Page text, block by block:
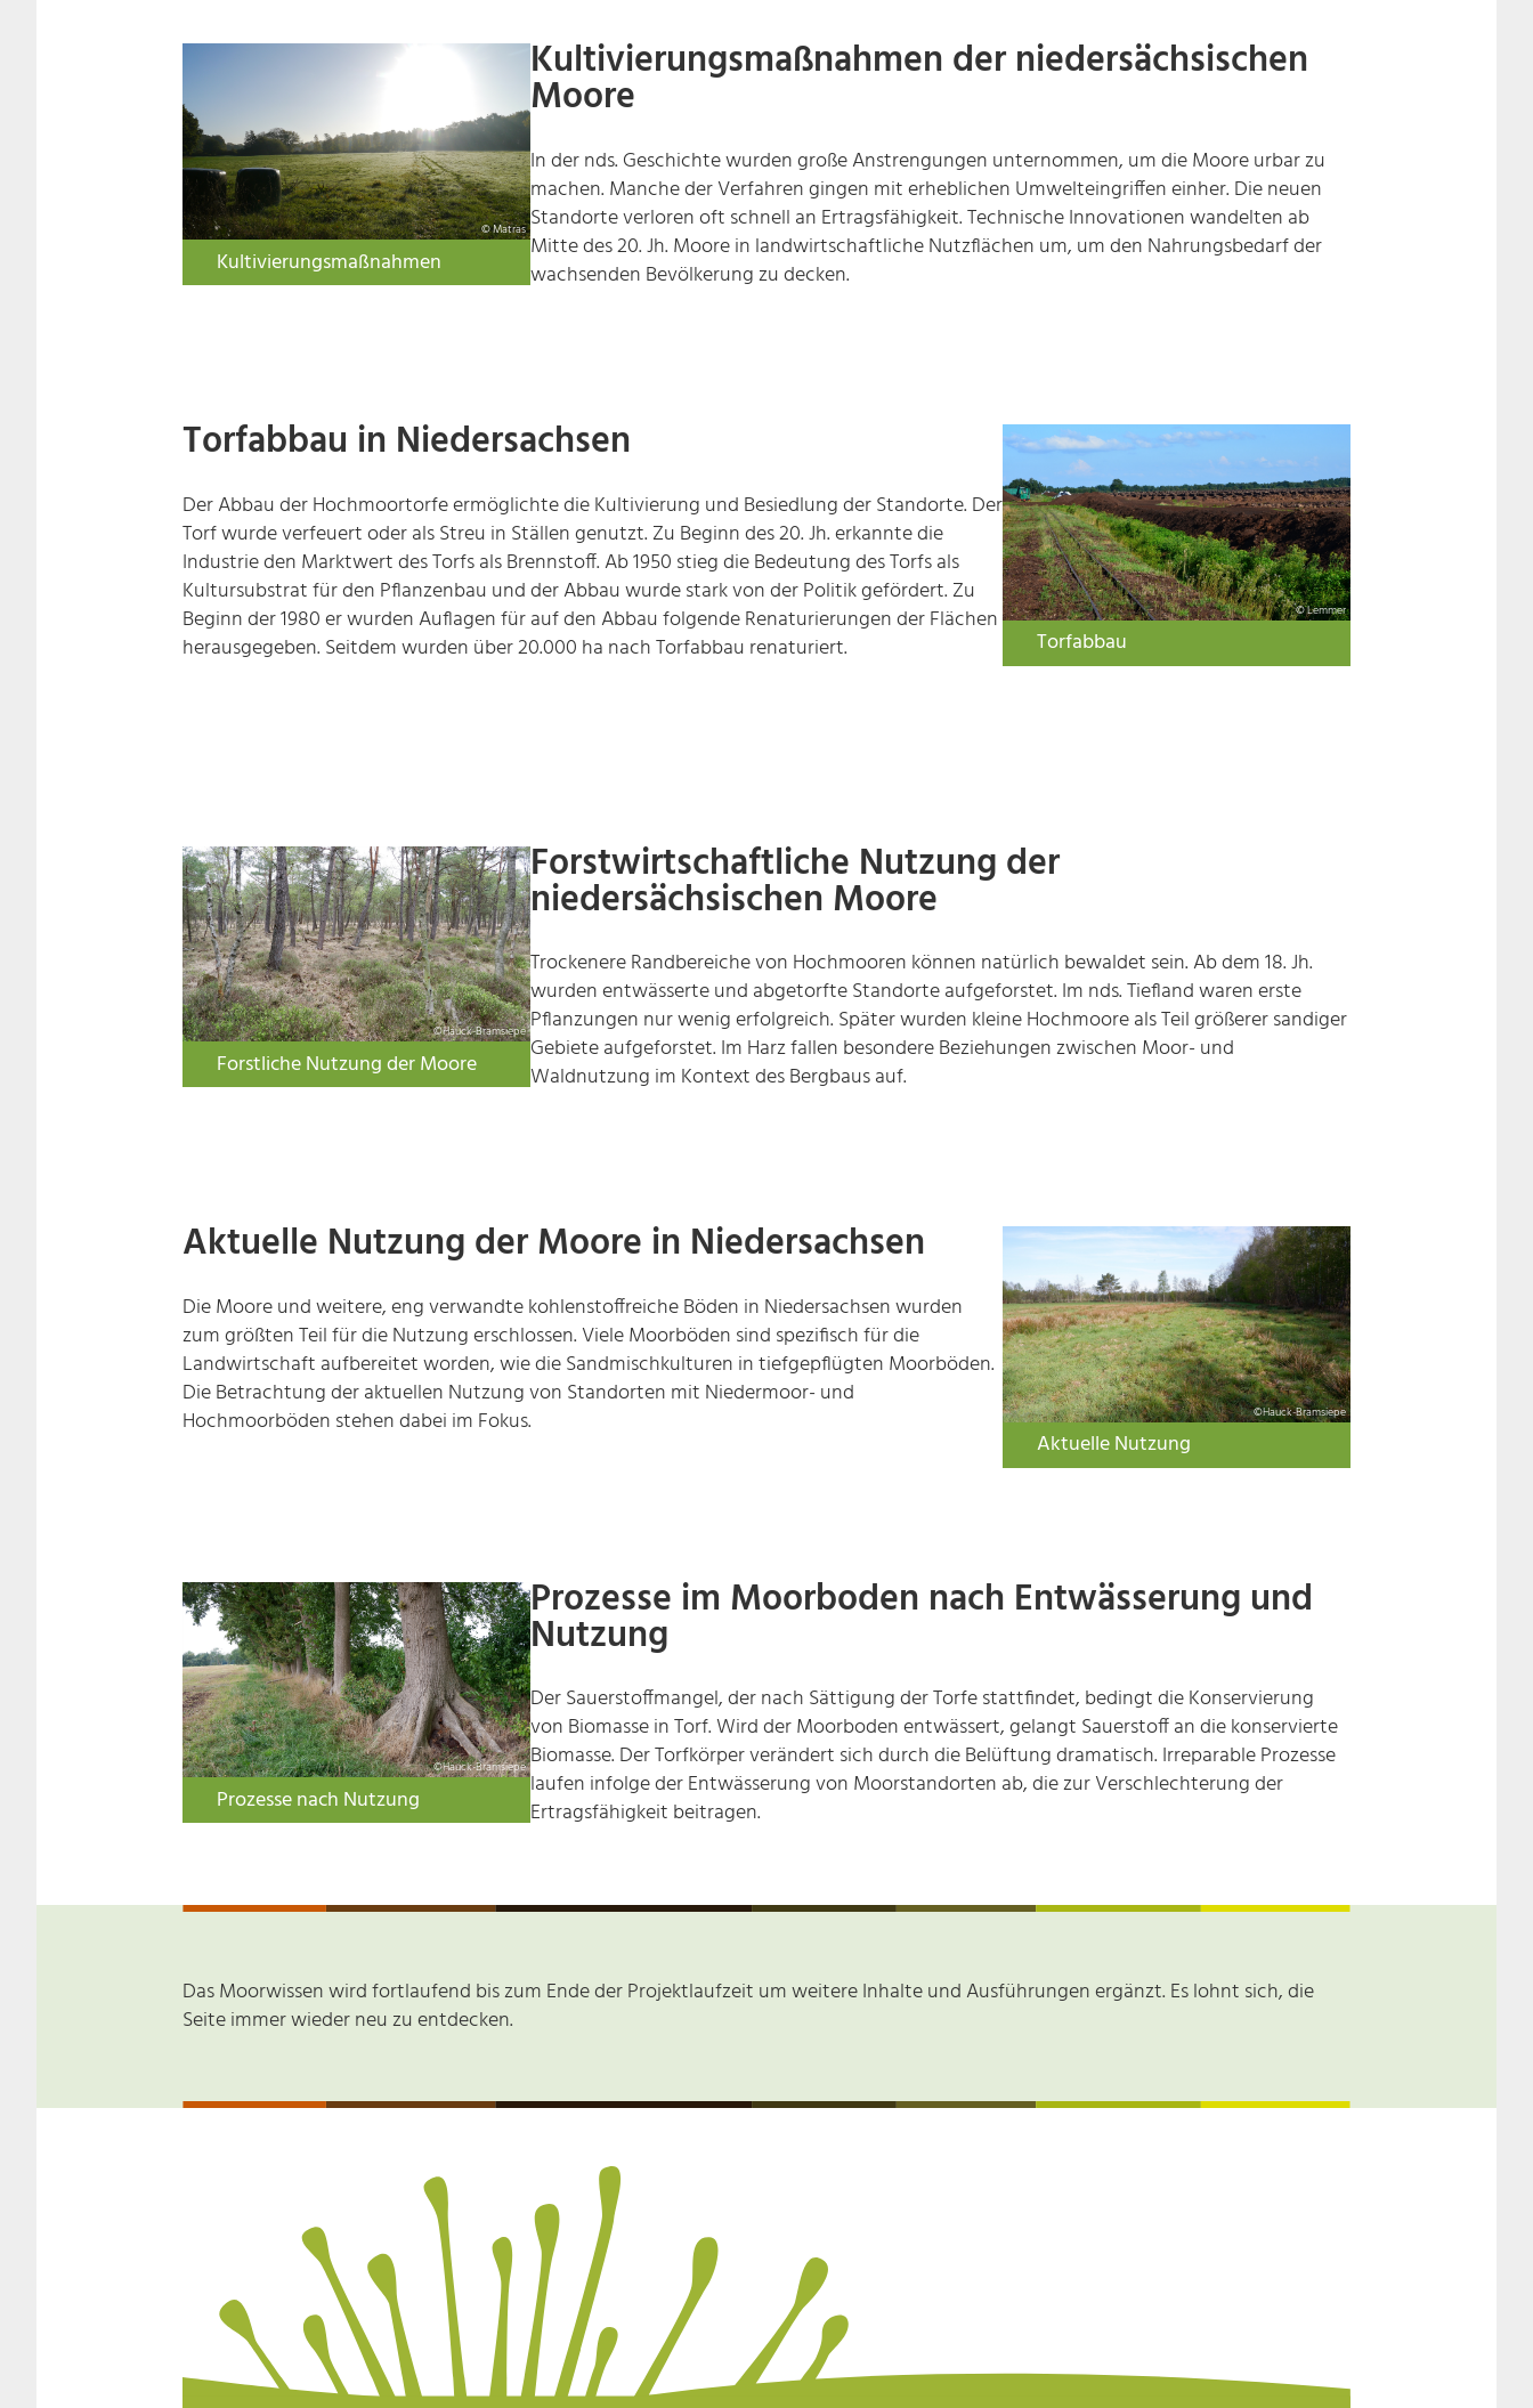
© Matras
Kultivierungsmaßnahmen
Kultivierungsmaßnahmen der niedersächsischen
Moore
In der nds. Geschichte wurden große Anstrengungen unternommen, um die Moore urbar zu
machen. Manche der Verfahren gingen mit erheblichen Umwelteingriffen einher. Die neuen
Standorte verloren oft schnell an Ertragsfähigkeit. Technische Innovationen wandelten ab
Mitte des 20. Jh. Moore in landwirtschaftliche Nutzflächen um, um den Nahrungsbedarf der
wachsenden Bevölkerung zu decken.
© Lemmer
Torfabbau
Torfabbau in Niedersachsen
Der Abbau der Hochmoortorfe ermöglichte die Kultivierung und Besiedlung der Standorte. Der
Torf wurde verfeuert oder als Streu in Ställen genutzt. Zu Beginn des 20. Jh. erkannte die
Industrie den Marktwert des Torfs als Brennstoff. Ab 1950 stieg die Bedeutung des Torfs als
Kultursubstrat für den Pflanzenbau und der Abbau wurde stark von der Politik gefördert. Zu
Beginn der 1980 er wurden Auflagen für auf den Abbau folgende Renaturierungen der Flächen
herausgegeben. Seitdem wurden über 20.000 ha nach Torfabbau renaturiert.
©Hauck-Bramsiepe
Forstliche Nutzung der Moore
Forstwirtschaftliche Nutzung der
niedersächsischen Moore
Trockenere Randbereiche von Hochmooren können natürlich bewaldet sein. Ab dem 18. Jh.
wurden entwässerte und abgetorfte Standorte aufgeforstet. Im nds. Tiefland waren erste
Pflanzungen nur wenig erfolgreich. Später wurden kleine Hochmoore als Teil größerer sandiger
Gebiete aufgeforstet. Im Harz fallen besondere Beziehungen zwischen Moor- und
Waldnutzung im Kontext des Bergbaus auf.
©Hauck-Bramsiepe
Aktuelle Nutzung
Aktuelle Nutzung der Moore in Niedersachsen
Die Moore und weitere, eng verwandte kohlenstoffreiche Böden in Niedersachsen wurden
zum größten Teil für die Nutzung erschlossen. Viele Moorböden sind spezifisch für die
Landwirtschaft aufbereitet worden, wie die Sandmischkulturen in tiefgepflügten Moorböden.
Die Betrachtung der aktuellen Nutzung von Standorten mit Niedermoor- und
Hochmoorböden stehen dabei im Fokus.
©Hauck-Bramsiepe
Prozesse nach Nutzung
Prozesse im Moorboden nach Entwässerung und
Nutzung
Der Sauerstoffmangel, der nach Sättigung der Torfe stattfindet, bedingt die Konservierung
von Biomasse in Torf. Wird der Moorboden entwässert, gelangt Sauerstoff an die konservierte
Biomasse. Der Torfkörper verändert sich durch die Belüftung dramatisch. Irreparable Prozesse
laufen infolge der Entwässerung von Moorstandorten ab, die zur Verschlechterung der
Ertragsfähigkeit beitragen.
Das Moorwissen wird fortlaufend bis zum Ende der Projektlaufzeit um weitere Inhalte und Ausführungen ergänzt. Es lohnt sich, die
Seite immer wieder neu zu entdecken.